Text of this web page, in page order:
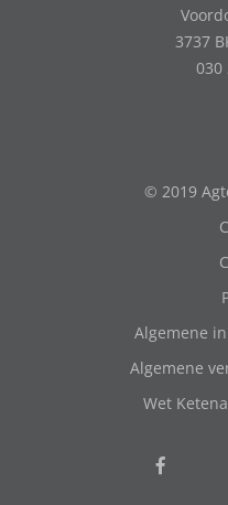
3737
030
© 2019
Algemene
Algemene
Wet
Volg